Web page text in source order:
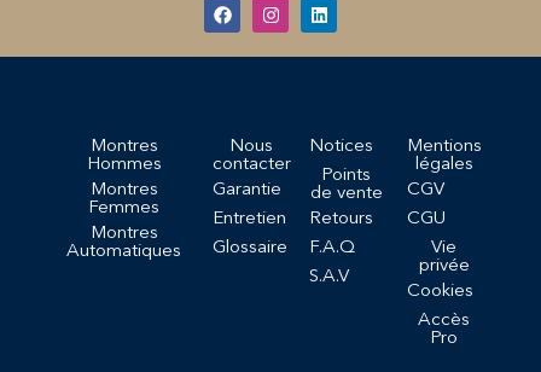
Montres
Hommes
Montres
Femmes
Montres
Automatiques
Nous
contacter
Garantie
Entretien
Glossaire
Notices
Points
de vente
Retours
F.A.Q
S.A.V
Mentions
légales
CGV
CGU
Vie
privée
Cookies
Accès
Pro